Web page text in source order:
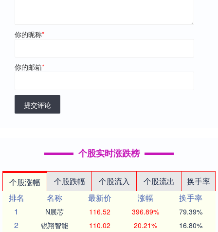
你的昵称*
你的邮箱*
提交评论
个股实时涨跌榜
个股涨幅 个股跌幅 个股流入 个股流出
换手率
排名
名称 最新价 涨幅
换手率
1
N展芯 116.52 396.89% 79.39%
2 锐翔智能 110.02 20.21% 16.80%